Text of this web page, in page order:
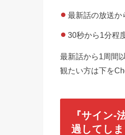
最新話の放送か
30秒から1分程
最新話から1周間
観たい方は下を
『サイン-
過してし